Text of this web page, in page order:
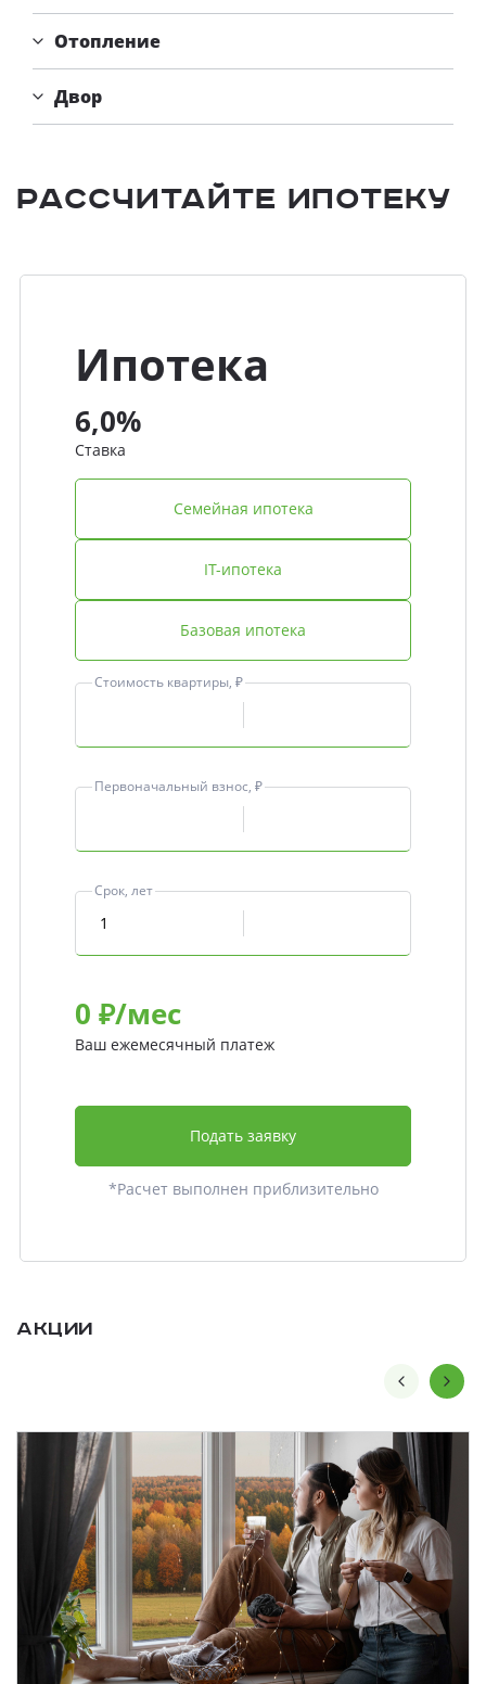
Отопление
Двор
Рассчитайте ипотеку
Ипотека
6,0%
Ставка
Семейная ипотека
IT-ипотека
Базовая ипотека
Стоимость квартиры, ₽
Первоначальный взнос, ₽
Срок, лет
0 ₽/мес
Ваш ежемесячный платеж
Подать заявку
*Расчет выполнен приблизительно
Акции